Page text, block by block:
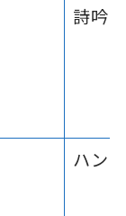
詩吟
ハン